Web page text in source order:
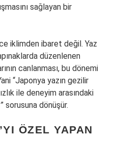
sağlayan bir
iklimden ibaret değil. Yaz
düzenlenen
canlanması, bu dönemi
“Japonya yazın gezilir
ile deneyim arasındaki
sorusuna dönüşür.
ÖZEL YAPAN